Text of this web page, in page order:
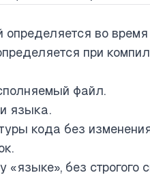
определяется во
при
файл.
языка.
кода без
без строгого